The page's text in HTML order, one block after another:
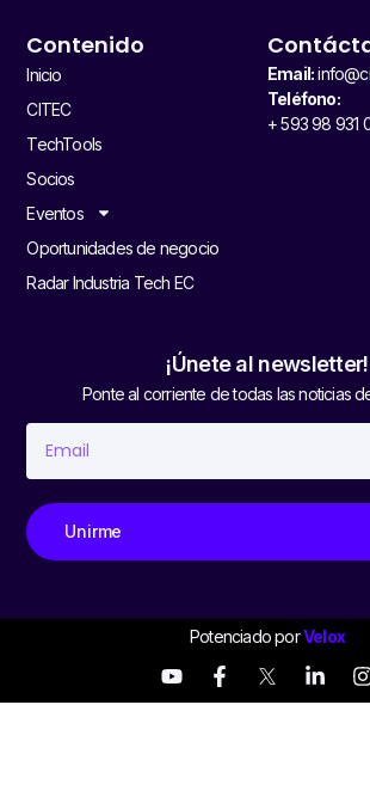
Contenido
Inicio
CITEC
TechTools
Socios
Eventos
Oportunidades de negocio
Radar Industria Tech EC
Email:
Teléfono:
+ 593 98 931
¡Únete al newsletter!
Ponte al corriente de todas las noticias
Unirme
Potenciado porVelox